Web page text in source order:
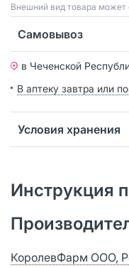
Bнешний вид товара может
Самовывоз
в Чеченской
В аптеку завтра или
Условия хранения
Инструкция
КоролевФарм ООО,